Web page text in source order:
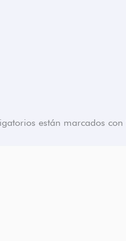
están marcados con